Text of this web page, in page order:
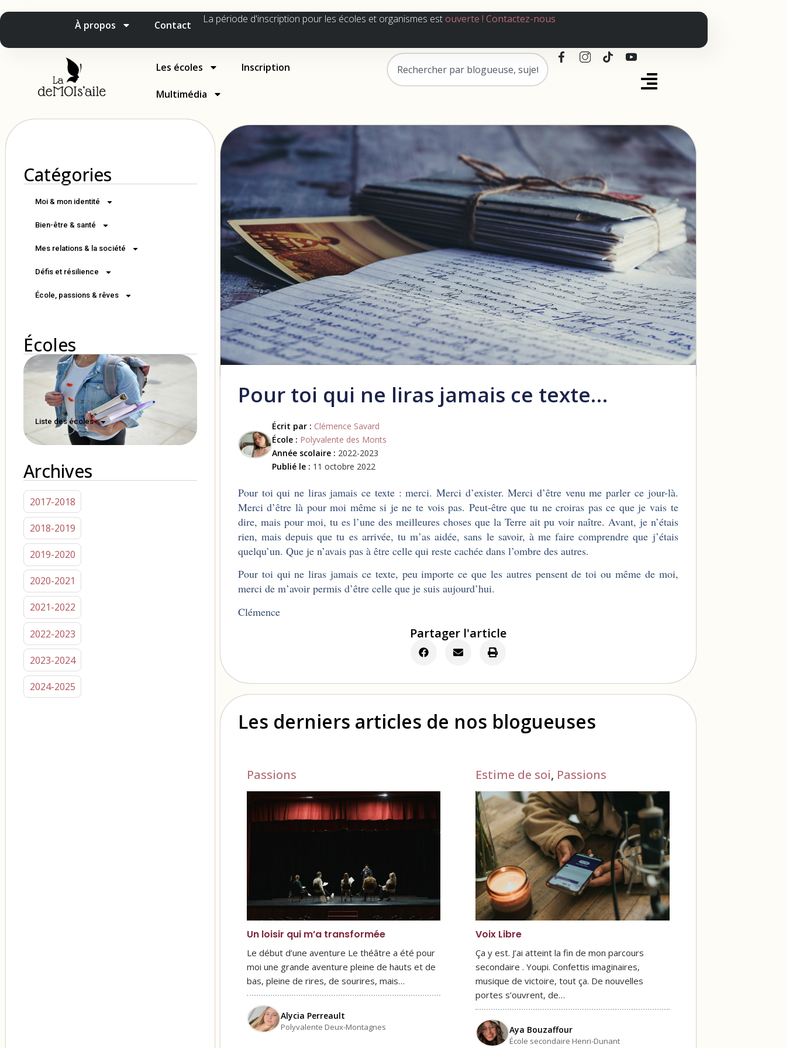
À propos Contact La période d'inscription pour les écoles et organismes estouverte ! Contactez-nous
Les écoles Inscription
Multimédia
Catégories
Moi & mon identité
Bien-être & santé
Mes relations & la société
Défis et résilience
École, passions & rêves
Écoles
Liste des écoles
Archives
2017-2018
2018-2019
2019-2020
2020-2021
2021-2022
2022-2023
2023-2024
2024-2025
Pour toi qui ne liras jamais ce texte…
Écrit par : Clémence Savard
École : Polyvalente des Monts
Année scolaire : 2022-2023
Publié le : 11 octobre 2022
Pour toi qui ne liras jamais ce texte : merci. Merci d’exister. Merci d’être venu me parler ce jour-là.
Merci d’être là pour moi même si je ne te vois pas. Peut-être que tu ne croiras pas ce que je vais te
dire, mais pour moi, tu es l’une des meilleures choses que la Terre ait pu voir naître. Avant, je n’étais
rien, mais depuis que tu es arrivée, tu m’as aidée, sans le savoir, à me faire comprendre que j’étais
quelqu’un. Que je n’avais pas à être celle qui reste cachée dans l’ombre des autres.
Pour toi qui ne liras jamais ce texte, peu importe ce que les autres pensent de toi ou même de moi,
merci de m’avoir permis d’être celle que je suis aujourd’hui.
Clémence
Partager l'article
Les derniers articles de nos blogueuses
Passions
Un loisir qui m’a transformée
Le début d’une aventure Le théâtre a été pour
moi une grande aventure pleine de hauts et de
bas, pleine de rires, de sourires, mais…
Alycia Perreault
Polyvalente Deux-Montagnes
Estime de soi, Passions
Voix Libre
Ça y est. J’ai atteint la fin de mon parcours
secondaire . Youpi. Confettis imaginaires,
musique de victoire, tout ça. De nouvelles
portes s’ouvrent, de…
Aya Bouzaffour
École secondaire Henri-Dunant